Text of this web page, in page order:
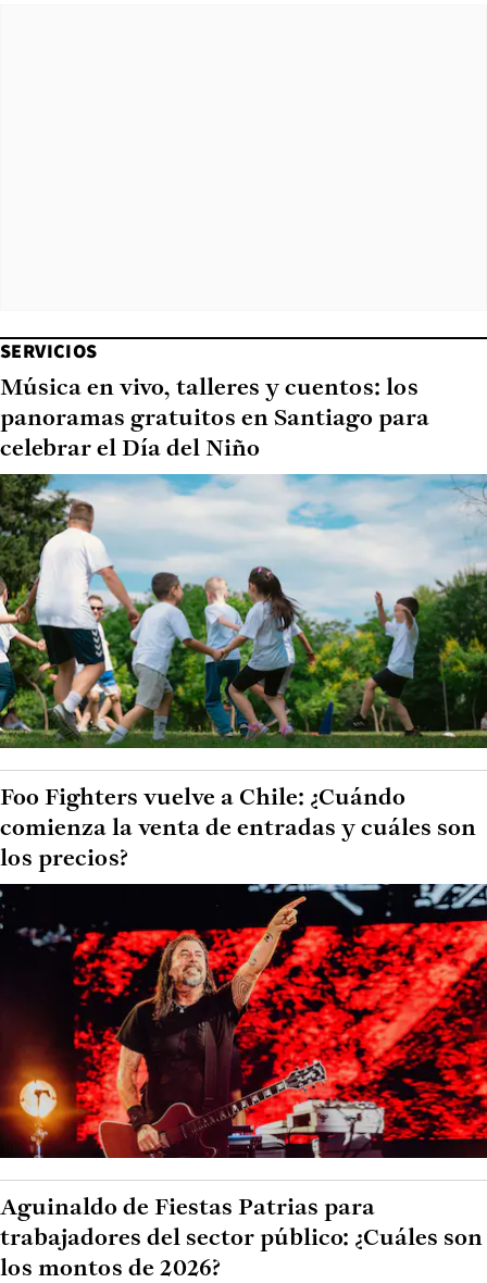
SERVICIOS
Música en vivo, talleres y cuentos: los
panoramas gratuitos en Santiago para
celebrar el Día del Niño
Foo Fighters vuelve a Chile: ¿Cuándo
comienza la venta de entradas y cuáles son
los precios?
Aguinaldo de Fiestas Patrias para
trabajadores del sector público: ¿Cuáles son
los montos de 2026?